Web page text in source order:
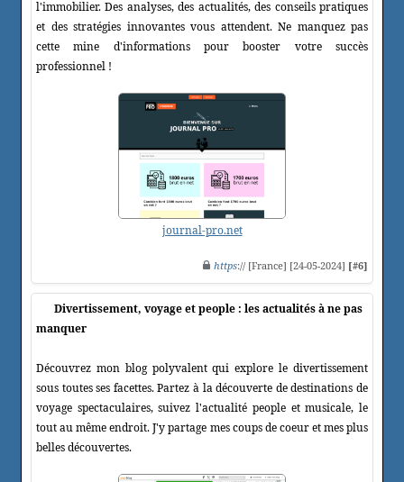
l'immobilier. Des analyses, des actualités, des conseils pratiques
et des stratégies innovantes vous attendent. Ne manquez pas
cette mine d'informations pour booster votre succès
professionnel !
journal-pro.net
https:// [France] [24-05-2024] [#6]
Divertissement, voyage et people : les actualités à ne pas
manquer
Découvrez mon blog polyvalent qui explore le divertissement
sous toutes ses facettes. Partez à la découverte de destinations de
voyage spectaculaires, suivez l'actualité people et musicale, le
tout au même endroit. J'y partage mes coups de coeur et mes plus
belles découvertes.